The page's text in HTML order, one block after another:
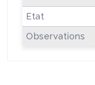
Etat
Observations